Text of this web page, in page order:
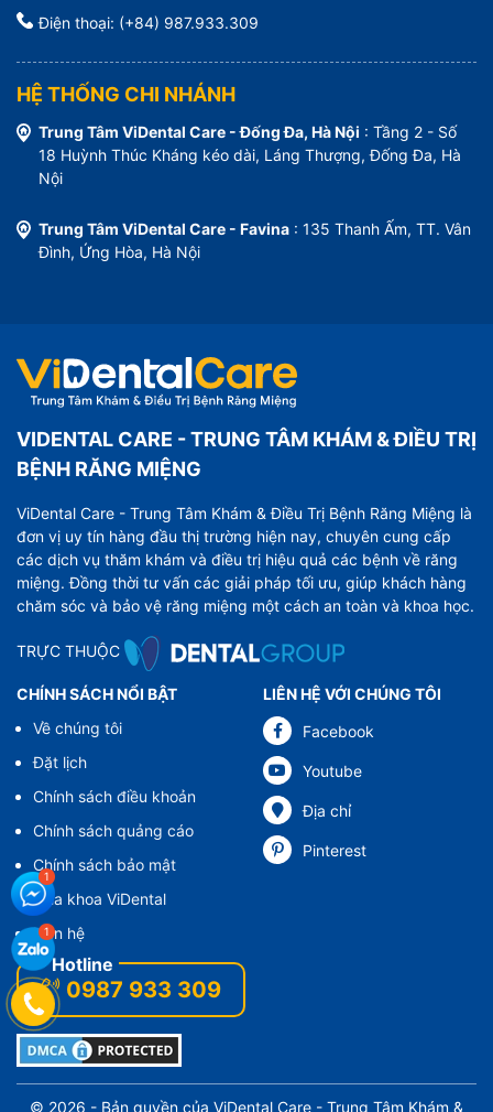
Điện thoại: (+84) 987.933.309
HỆ THỐNG CHI NHÁNH
Trung Tâm ViDental Care - Đống Đa, Hà Nội : Tầng 2 - Số
18 Huỳnh Thúc Kháng kéo dài, Láng Thượng, Đống Đa, Hà
Nội
Trung Tâm ViDental Care - Favina : 135 Thanh Ấm, TT. Vân
Đình, Ứng Hòa, Hà Nội
VIDENTAL CARE - TRUNG TÂM KHÁM & ĐIỀU TRỊ
BỆNH RĂNG MIỆNG
ViDental Care - Trung Tâm Khám & Điều Trị Bệnh Răng Miệng là
đơn vị uy tín hàng đầu thị trường hiện nay, chuyên cung cấp
các dịch vụ thăm khám và điều trị hiệu quả các bệnh về răng
miệng. Đồng thời tư vấn các giải pháp tối ưu, giúp khách hàng
chăm sóc và bảo vệ răng miệng một cách an toàn và khoa học.
TRỰC THUỘC
CHÍNH SÁCH NỔI BẬT
Về chúng tôi
Đặt lịch
Chính sách điều khoản
Chính sách quảng cáo
Chính sách bảo mật
Nha khoa ViDental
Liên hệ
LIÊN HỆ VỚI CHÚNG TÔI
Facebook
Youtube
Địa chỉ
Pinterest
0987 933 309
© 2026 - Bản quyền của ViDental Care - Trung Tâm Khám &